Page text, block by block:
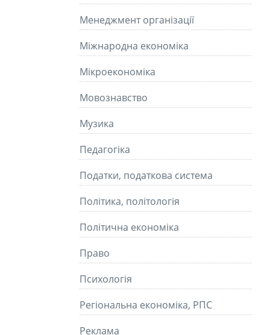
Менеджмент організації
Міжнародна економіка
Мікроекономіка
Мовознавство
Музика
Педагогіка
Податки, податкова система
Політика, політологія
Політична економіка
Право
Психологія
Регіональна економіка, РПС
Реклама